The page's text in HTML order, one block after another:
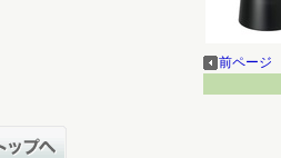
前ページ